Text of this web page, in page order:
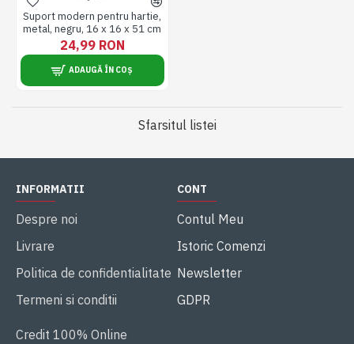
Suport modern pentru hartie,
metal, negru, 16 x 16 x 51 cm
24,99 RON
ADAUGĂ ÎN COȘ
Sfarsitul listei
INFORMATII
Despre noi
Livrare
Politica de confidentialitate
Termeni si conditii
Credit 100% Online
CONT
Contul Meu
Istoric Comenzi
Newsletter
GDPR